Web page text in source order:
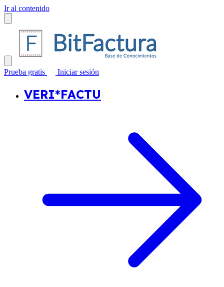
Ir al contenido
Prueba gratis Iniciar sesión
VERI*FACTU